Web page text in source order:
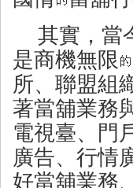
其實，當
是商機無限
所、聯盟組
著當舖業務
電視臺、門
廣告、行情
好當舖業務